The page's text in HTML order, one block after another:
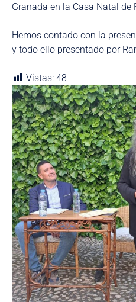
Granada en la Casa Natal de
Hemos contado con la
y todo ello presentado por
Vistas: 48